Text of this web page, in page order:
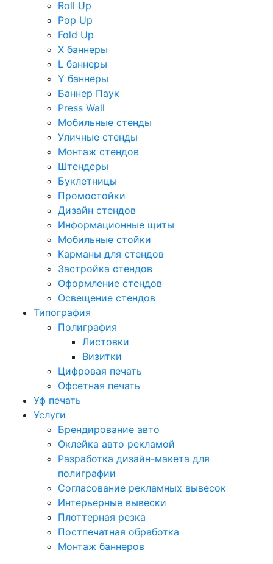
Roll Up
Pop Up
Fold Up
Х баннеры
L баннеры
Y баннеры
Баннер Паук
Press Wall
Мобильные стенды
Уличные стенды
Монтаж стендов
Штендеры
Буклетницы
Промостойки
Дизайн стендов
Информационные щиты
Мобильные стойки
Карманы для стендов
Застройка стендов
Оформление стендов
Освещение стендов
Типография
Полиграфия
Листовки
Визитки
Цифровая печать
Офсетная печать
Уф печать
Услуги
Брендирование авто
Оклейка авто рекламой
Разработка дизайн-макета для
полиграфии
Согласование рекламных вывесок
Интерьерные вывески
Плоттерная резка
Постпечатная обработка
Монтаж баннеров